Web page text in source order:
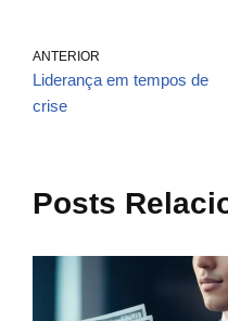
ANTERIOR
Liderança em tempos de
crise
Posts